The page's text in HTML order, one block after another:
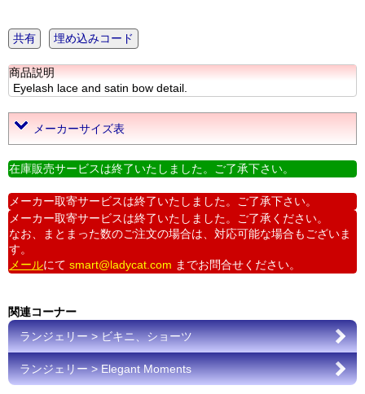
共有 埋め込みコード
商品説明
Eyelash lace and satin bow detail.
メーカーサイズ表
在庫販売サービスは終了いたしました。ご了承下さい。
メーカー取寄サービスは終了いたしました。ご了承下さい。
メーカー取寄サービスは終了いたしました。ご了承ください。
なお、まとまった数のご注文の場合は、対応可能な場合もございま
す。
メールにて smart@ladycat.com までお問合せください。
関連コーナー
ランジェリー > ビキニ、ショーツ
ランジェリー > Elegant Moments